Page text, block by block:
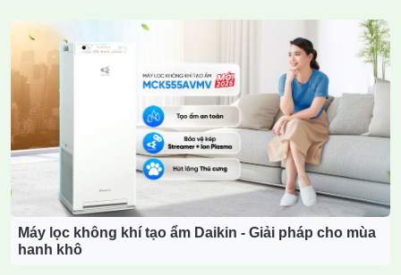
Máy lọc không khí tạo ẩm Daikin - Giải pháp cho mùa
hanh khô